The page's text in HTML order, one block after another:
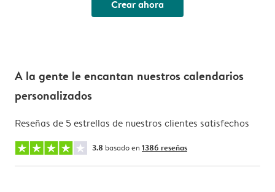
Crear ahora
A la gente le encantan nuestros calendarios
personalizados
Reseñas de 5 estrellas de nuestros clientes satisfechos
3.8 basado en 1386 reseñas